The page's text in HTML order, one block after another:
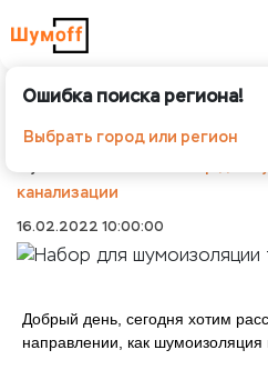
Ошибка поиска региона!
Выбрать город или регион
Набор для
канализации
Набор для
канализации
16.02.2022 10:00:00
Добрый день, сегодня хотим
направлении, как шумоизоляция